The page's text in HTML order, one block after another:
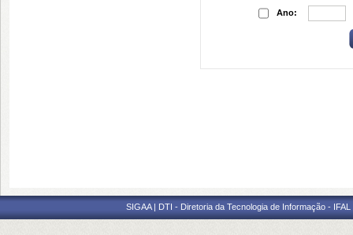
Ano:
SIGAA | DTI - Diretoria da Tecnologia de Informação -